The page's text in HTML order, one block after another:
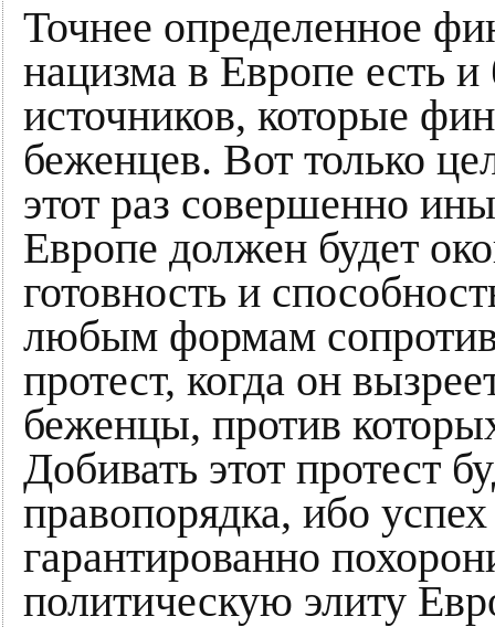
Точнее определенное
нацизма в Европе есть
источников, которые
беженцев. Вот только
этот раз совершенно
Европе должен будет
готовность и
любым формам
протест, когда он
беженцы, против
Добивать этот протест
правопорядка, ибо
гарантированно
политическую элиту